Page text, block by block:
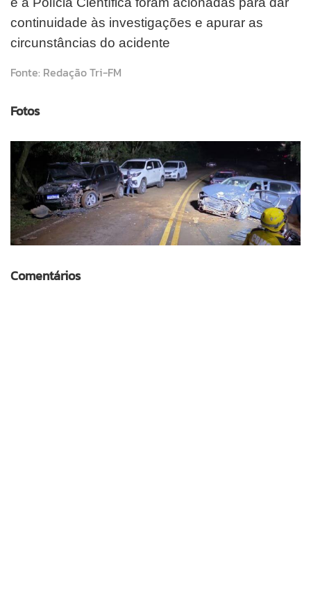
continuidade às investigações e apurar as
circunstâncias do acidente
Fonte: Redação Tri-FM
Fotos
Comentários